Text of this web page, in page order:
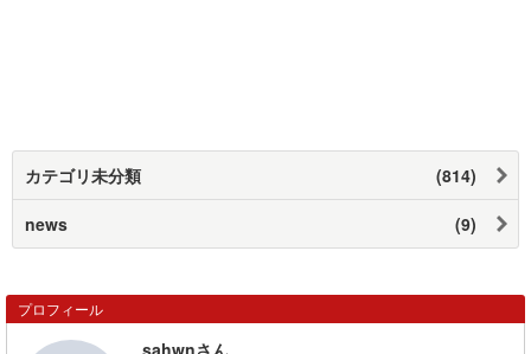
カテゴリ未分類 (814)
news (9)
プロフィール
sahwnさん